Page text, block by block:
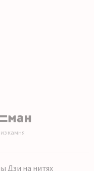
камня
Дзи на нитях